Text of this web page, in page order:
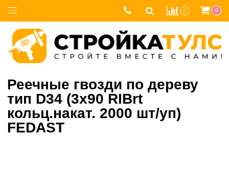
0 0
Реечные гвозди по дереву
тип D34 (3х90 RIBrt
кольц.накат. 2000 шт/уп)
FEDAST